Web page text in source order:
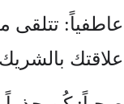
عاطفياً: تتلقى
علاقتك